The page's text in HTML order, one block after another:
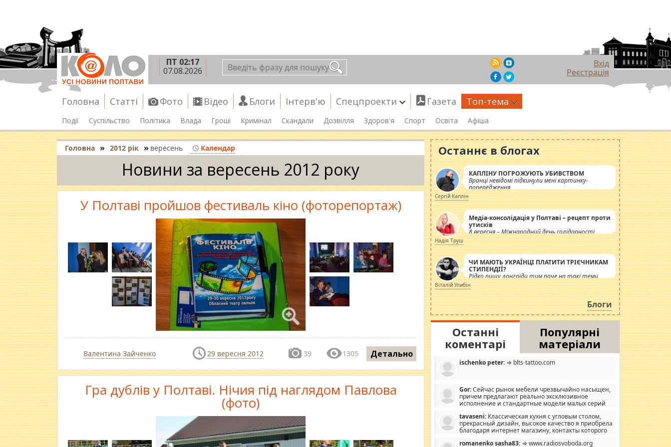
ПТ 02:17
07.08.2026
Вхід
Реєстрація
Головна Статті Фото Відео Блоги Інтерв'ю Спецпроекти Газета Топ-тема
Події Суспільство Політика Влада Гроші Кримінал Скандали Дозвілля Здоров'я Спорт Освіта Афіша
Головна » 2012 рік » вересень Календар
Новини за вересень 2012 року
У Полтаві пройшов фестиваль кіно (фоторепортаж)
Валентина Зайченко 29 вересня 2012 39 1305 Детально
Гра дублів у Полтаві. Нічия під наглядом Павлова
(фото)
Останнє в блогах
КАПЛІНУ ПОГРОЖУЮТЬ УБИВСТВОМ
Вранці невідомі підкинули мені картинку-
попередження
Сергій Каплін
Медіа-консолідація у Полтаві – рецепт проти
утисків
8 вересня – Міжнародний день солідарності
журналістів.
Надія Труш
ЧИ МАЮТЬ УКРАЇНЦІ ПЛАТИТИ ТРІЄЧНИКАМ
СТИПЕНДІЇ?
Рідко пишу лонгріди тим паче на такі теми,
але вже просто дістало! Обурюють сьогоднішні
інсенуації навколо стипендіального питання.
Штучно роздувається ще одна соціальна
катастрофа.
Віталій Улибін
Блоги
Останні
коментарі
Популярні
матеріали
ischenko peter: ⇒ blts-tattoo.com
Gor:Сейчас рынок мебели чрезвычайно насыщен,
причем предлагают реально эксклюзивное
исполнение и стандартные модели малых серий
дизайну, мало походит на стандартные формы, в MebelOk,
креативненько и что главное - со вкусом все в порядке,
без ненужных наворотов удорожающих мебель, а это не
tavaseni: Классическая кухня с угловым столом,
прекрасный дизайн, высокое качество я приобрела
благодаря интернет магазину, контакты которого
romanenko sasha83: ⇒ www.radiosvoboda.org